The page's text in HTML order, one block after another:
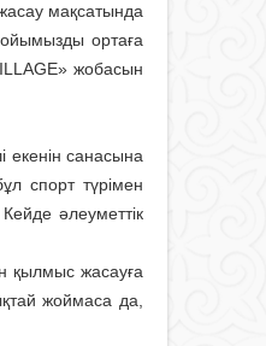
мақсатында
ортаға
жобасын
екенін санасына
спорт түрімен
әлеуметтік
қылмыс жасауға
жоймаса да,